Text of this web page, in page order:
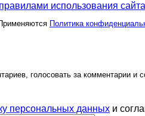
правилами использования сайта
Политика
голосовать за комментарии и
персональных данных и